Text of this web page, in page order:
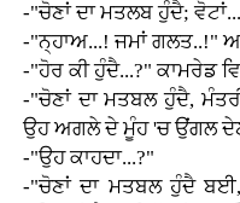
-"ਚੋਣਾਂ ਦਾ ਮਤਲਬ ਹੁੰਦੈ;
-"ਨ੍ਹਾਅ...! ਜਮਾਂ ਗਲਤ..!"
-"ਹੋਰ ਕੀ ਹੁੰਦੈ...?" ਕਾਮਰੇਡ
-"ਚੋਣਾਂ ਦਾ ਮਤਬਲ ਹੁੰਦੈ,
ਉਹ ਅਗਲੇ ਦੇ ਮੂੰਹ 'ਚ ਉਂਗਲ ਦੇਣ
-"ਉਹ ਕਾਹਦਾ...?"
-"ਚੋਣਾਂ ਦਾ ਮਤਬਲ ਹੁੰਦੈ